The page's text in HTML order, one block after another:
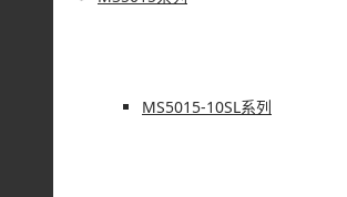
MS5015-10SL系列